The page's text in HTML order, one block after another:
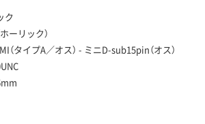
ク
ーリック）
（タイプA／オス） - ミニD-sub15pin（オス）